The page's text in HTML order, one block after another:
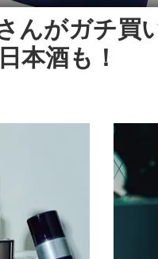
んがガチ買
本酒も！